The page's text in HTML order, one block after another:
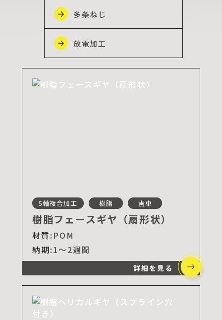
多条ねじ
放電加工
5軸複合加工 樹脂 歯車
樹脂フェースギヤ（扇形状）
材質: POM
納期:1～2週間
詳細を見る